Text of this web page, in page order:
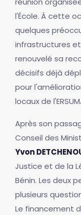
l'École. À cette
quelques
infrastructures
renouvelé sa
décisifs déjà
pour
locaux de
Après son
Conseil des
Yvon
Justice et de la
Bénin. Les deux
plusieurs
Le financement